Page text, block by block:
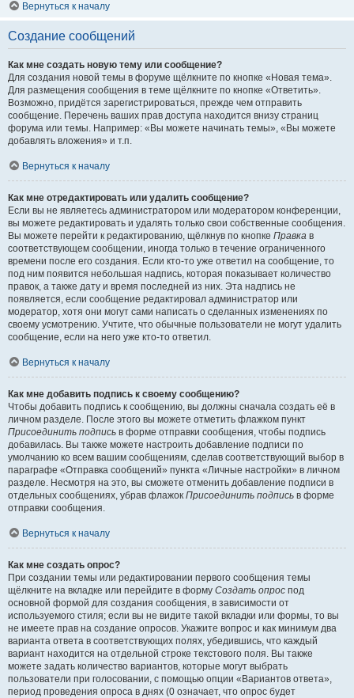
Вернуться к началу
Создание сообщений
Как мне создать новую тему или сообщение?
Для создания новой темы в форуме щёлкните по кнопке «Новая тема».
Для размещения сообщения в теме щёлкните по кнопке «Ответить».
Возможно, придётся зарегистрироваться, прежде чем отправить
сообщение. Перечень ваших прав доступа находится внизу страниц
форума или темы. Например: «Вы можете начинать темы», «Вы можете
добавлять вложения» и т.п.
Вернуться к началу
Как мне отредактировать или удалить сообщение?
Если вы не являетесь администратором или модератором конференции,
вы можете редактировать и удалять только свои собственные сообщения.
Вы можете перейти к редактированию, щёлкнув по кнопке Правка в
соответствующем сообщении, иногда только в течение ограниченного
времени после его создания. Если кто-то уже ответил на сообщение, то
под ним появится небольшая надпись, которая показывает количество
правок, а также дату и время последней из них. Эта надпись не
появляется, если сообщение редактировал администратор или
модератор, хотя они могут сами написать о сделанных изменениях по
своему усмотрению. Учтите, что обычные пользователи не могут удалить
сообщение, если на него уже кто-то ответил.
Вернуться к началу
Как мне добавить подпись к своему сообщению?
Чтобы добавить подпись к сообщению, вы должны сначала создать её в
личном разделе. После этого вы можете отметить флажком пункт
Присоединить подпись в форме отправки сообщения, чтобы подпись
добавилась. Вы также можете настроить добавление подписи по
умолчанию ко всем вашим сообщениям, сделав соответствующий выбор в
параграфе «Отправка сообщений» пункта «Личные настройки» в личном
разделе. Несмотря на это, вы сможете отменить добавление подписи в
отдельных сообщениях, убрав флажок Присоединить подпись в форме
отправки сообщения.
Вернуться к началу
Как мне создать опрос?
При создании темы или редактировании первого сообщения темы
щёлкните на вкладке или перейдите в форму Создать опрос под
основной формой для создания сообщения, в зависимости от
используемого стиля; если вы не видите такой вкладки или формы, то вы
не имеете прав на создание опросов. Укажите вопрос и как минимум два
варианта ответа в соответствующих полях, убедившись, что каждый
вариант находится на отдельной строке текстового поля. Вы также
можете задать количество вариантов, которые могут выбрать
пользователи при голосовании, с помощью опции «Вариантов ответа»,
период проведения опроса в днях (0 означает, что опрос будет